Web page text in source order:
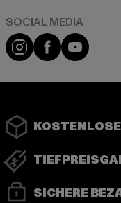
Instagram
Facebook
SICHERE